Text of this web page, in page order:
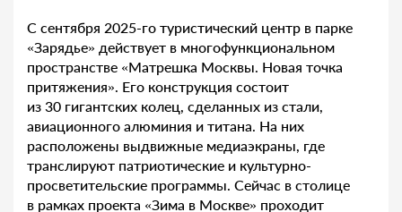
С сентября 2025-го туристический центр в парке
«Зарядье» действует в многофункциональном
пространстве «Матрешка Москвы. Новая точка
притяжения». Его конструкция состоит
из 30 гигантских колец, сделанных из стали,
авиационного алюминия и титана. На них
расположены выдвижные медиаэкраны, где
транслируют патриотические и культурно-
просветительские программы. Сейчас в столице
в рамках проекта «Зима в Москве» проходит